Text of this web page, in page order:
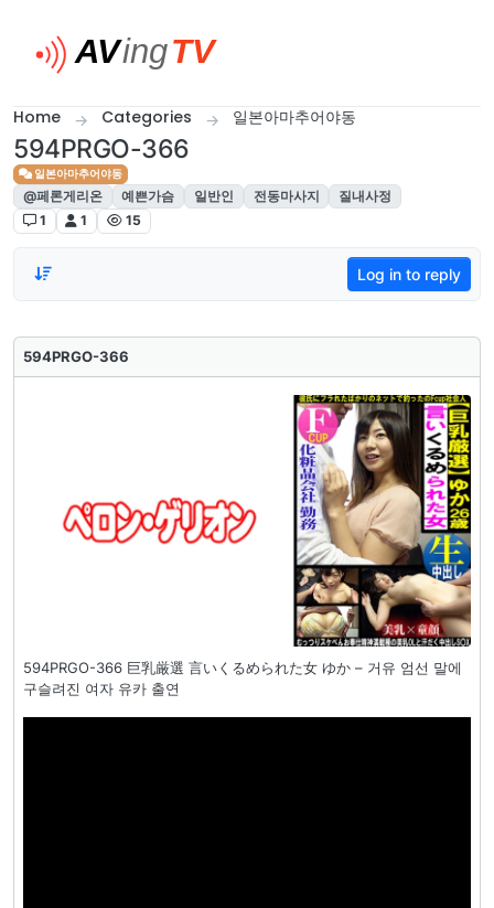
Home Categories 일본아마추어야동
594PRGO-366
일본아마추어야동
@페론게리온 예쁜가슴 일반인 전동마사지
질내사정
1
1 15
Log in to reply
594PRGO-366
594PRGO-366 巨乳厳選 言いくるめられた女 ゆか – 거유 엄선 말에
구슬려진 여자 유카 출연